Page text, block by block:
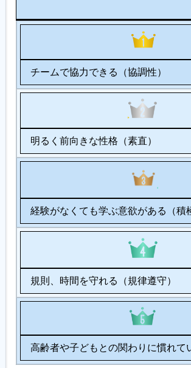
チームで協力できる（協調性）
明るく前向きな性格（素直）
経験がなくても学ぶ意欲がある（積
規則、時間を守れる（規律遵守）
高齢者や子どもとの関わりに慣れて